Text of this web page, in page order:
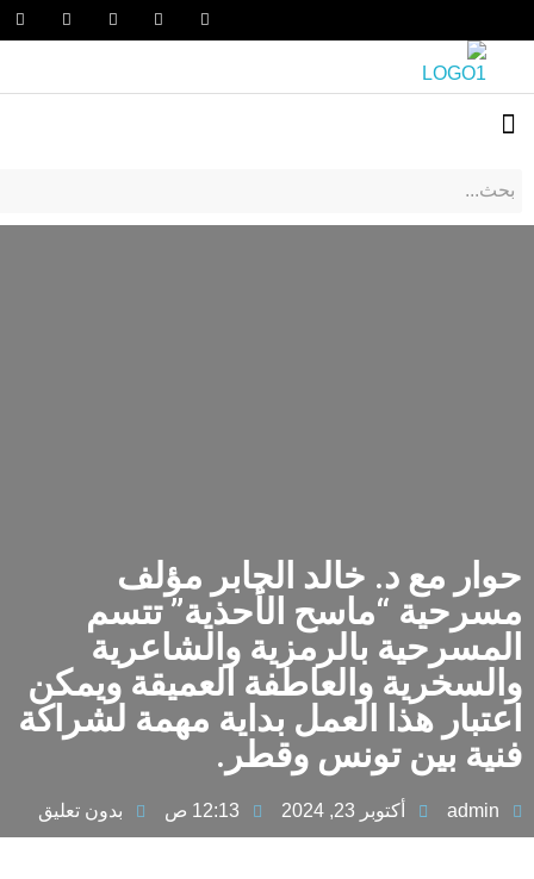
حوار مع د. خالد الجابر مؤلف
مسرحية “ماسح الأحذية” تتسم
المسرحية بالرمزية والشاعرية
والسخرية والعاطفة العميقة ويمكن
اعتبار هذا العمل بداية مهمة لشراكة
فنية بين تونس وقطر.
admin أكتوبر 23, 2024 12:13 ص بدون تعليق